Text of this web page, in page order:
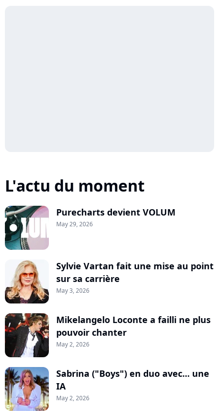
L'actu du moment
Purecharts devient VOLUM
May 29, 2026
Sylvie Vartan fait une mise au point
sur sa carrière
May 3, 2026
Mikelangelo Loconte a failli ne plus
pouvoir chanter
May 2, 2026
Sabrina ("Boys") en duo avec... une
IA
May 2, 2026